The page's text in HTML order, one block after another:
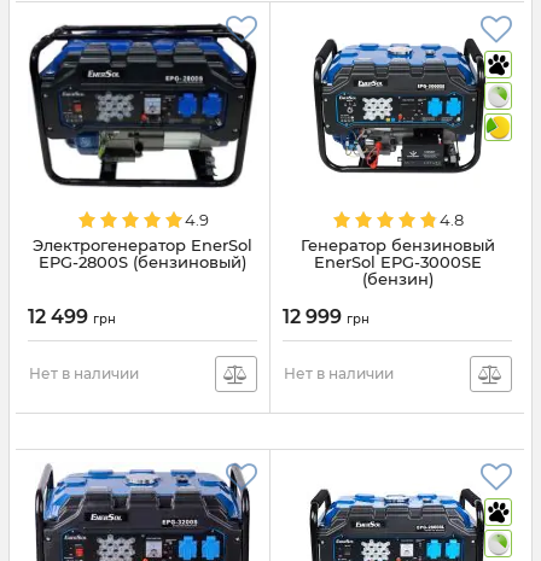
4.9
Электрогенератор EnerSol
EPG-2800S (бензиновый)
12 499 грн
Нет в наличии
4.8
Генератор бензиновый
EnerSol EPG-3000SE
(бензин)
12 999 грн
Нет в наличии